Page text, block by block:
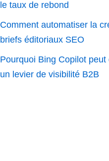
le taux de rebond
Comment automatiser la
briefs éditoriaux SEO
Pourquoi Bing Copilot peut
un levier de visibilité B2B